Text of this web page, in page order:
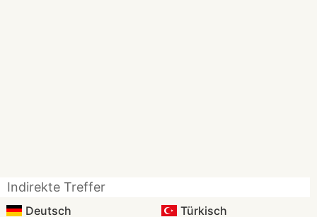
Indirekte Treffer
Deutsch Türkisch